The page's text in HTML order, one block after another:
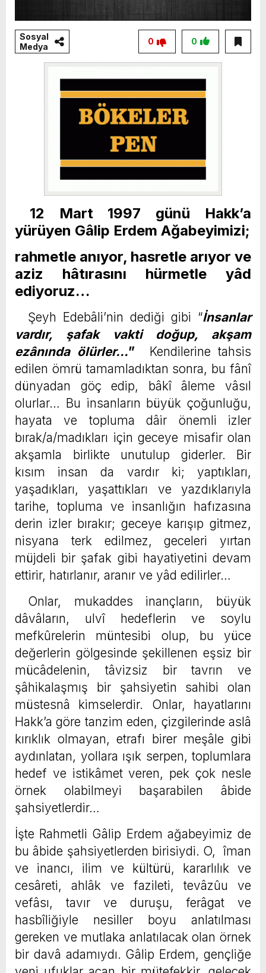
Sosyal
Medya
0
0
12 Mart 1997 günü Hakk’a
yürüyen Gâlip Erdem Ağabeyimizi;
rahmetle anıyor, hasretle arıyor ve
aziz hâtırasını hürmetle yâd
ediyoruz…
Şeyh Edebâli’nin dediği gibi “İnsanlar
vardır, şafak vakti doğup, akşam
ezânında ölürler…” Kendilerine tahsis
edilen ömrü tamamladıktan sonra, bu fânî
dünyadan göç edip, bâkî âleme vâsıl
olurlar… Bu insanların büyük çoğunluğu,
hayata ve topluma dâir önemli izler
bırak/a/madıkları için geceye misafir olan
akşamla birlikte unutulup giderler. Bir
kısım insan da vardır ki; yaptıkları,
yaşadıkları, yaşattıkları ve yazdıklarıyla
tarihe, topluma ve insanlığın hafızasına
derin izler bırakır; geceye karışıp gitmez,
nisyana terk edilmez, geceleri yırtan
müjdeli bir şafak gibi hayatiyetini devam
ettirir, hatırlanır, aranır ve yâd edilirler…
Onlar, mukaddes inançların, büyük
dâvâların, ulvî hedeflerin ve soylu
mefkûrelerin müntesibi olup, bu yüce
değerlerin gölgesinde şekillenen eşsiz bir
mücâdelenin, tâvizsiz bir tavrın ve
şâhikalaşmış bir şahsiyetin sahibi olan
müstesnâ kimselerdir. Onlar, hayatlarını
Hakk’a göre tanzim eden, çizgilerinde aslâ
kırıklık olmayan, etrafı birer meşâle gibi
aydınlatan, yollara ışık serpen, toplumlara
hedef ve istikâmet veren, pek çok nesle
örnek olabilmeyi başarabilen âbide
şahsiyetlerdir…
İşte Rahmetli Gâlip Erdem ağabeyimiz de
bu âbide şahsiyetlerden birisiydi. O, îman
ve inancı, ilim ve kültürü, kararlılık ve
cesâreti, ahlâk ve fazileti, tevâzûu ve
vefâsı, tavır ve duruşu, ferâgat ve
hasbîliğiyle nesiller boyu anlatılması
gereken ve mutlaka anlatılacak olan örnek
bir davâ adamıydı. Gâlip Erdem, gençliğe